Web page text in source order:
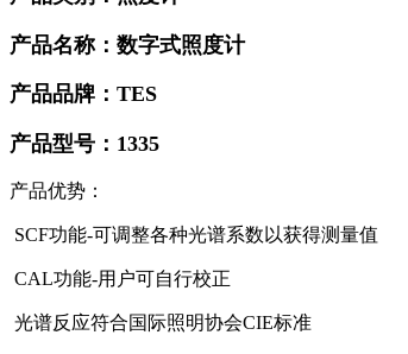
产品名称：数字式照度计
产品品牌：TES
产品型号：1335
产品优势：
SCF功能-可调整各种光谱系数以获得测量值
CAL功能-用户可自行校正
光谱反应符合国际照明协会CIE标准